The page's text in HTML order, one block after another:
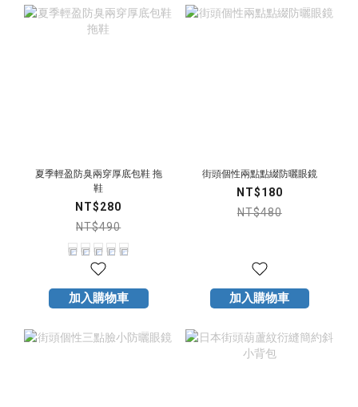
夏季輕盈防臭兩穿厚底包鞋 拖
鞋
NT$280
NT$490
加入購物車
街頭個性兩點點綴防曬眼鏡
NT$180
NT$480
加入購物車